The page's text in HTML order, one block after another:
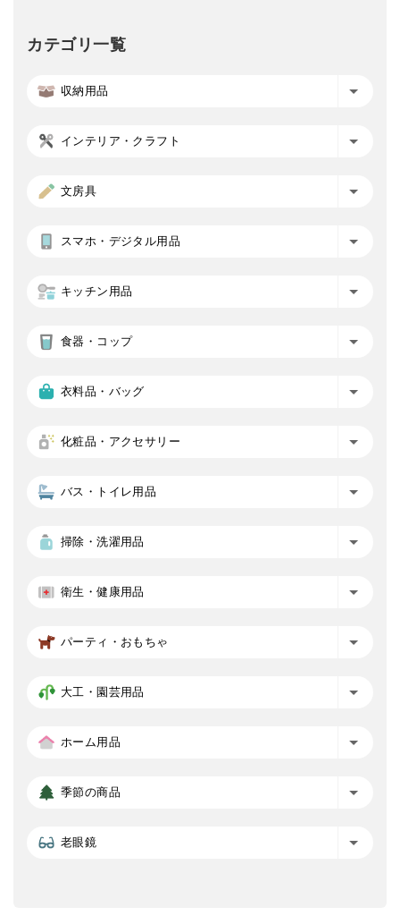
カテゴリ一覧
収納用品
インテリア・クラフト
文房具
スマホ・デジタル用品
キッチン用品
食器・コップ
衣料品・バッグ
化粧品・アクセサリー
バス・トイレ用品
掃除・洗濯用品
衛生・健康用品
パーティ・おもちゃ
大工・園芸用品
ホーム用品
季節の商品
老眼鏡